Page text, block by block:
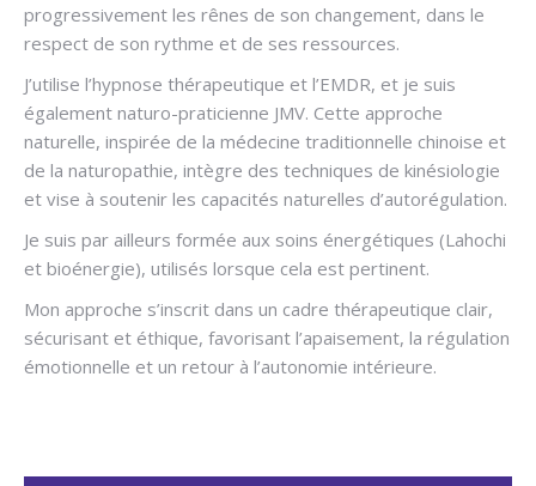
progressivement les rênes de son changement, dans le
respect de son rythme et de ses ressources.
J’utilise l’hypnose thérapeutique et l’EMDR, et je suis
également naturo-praticienne JMV. Cette approche
naturelle, inspirée de la médecine traditionnelle chinoise et
de la naturopathie, intègre des techniques de kinésiologie
et vise à soutenir les capacités naturelles d’autorégulation.
Je suis par ailleurs formée aux soins énergétiques (Lahochi
et bioénergie), utilisés lorsque cela est pertinent.
Mon approche s’inscrit dans un cadre thérapeutique clair,
sécurisant et éthique, favorisant l’apaisement, la régulation
émotionnelle et un retour à l’autonomie intérieure.